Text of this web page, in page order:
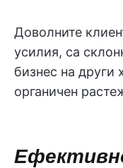
Доволните
усилия, са
бизнес на други
органичен